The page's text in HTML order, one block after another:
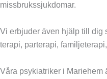
missbrukssjukdomar.
Vi erbjuder även hjälp till dig
terapi, parterapi,
Våra psykiatriker i Mariehem